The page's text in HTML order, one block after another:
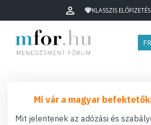
KLASSZIS ELŐFIZETÉS
Mi vár a magyar
Mit jelentenek az adózási és